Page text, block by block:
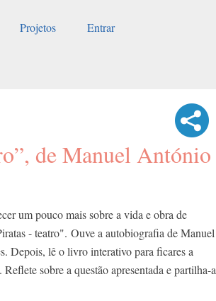
Projetos Entrar
de Manuel António
um pouco mais sobre a vida e obra de
- teatro". Ouve a autobiografia de Manuel
Depois, lê o livro interativo para ficares a
sobre a questão apresentada e partilha-a